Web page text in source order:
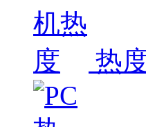
热